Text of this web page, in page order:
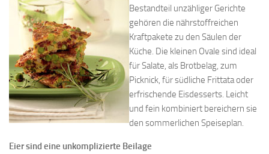
Bestandteil unzähliger Gerichte
gehören die nährstoffreichen
Kraftpakete zu den Säulen der
Küche. Die kleinen Ovale sind ideal
für Salate, als Brotbelag, zum
Picknick, für südliche Frittata oder
erfrischende Eisdesserts. Leicht
und fein kombiniert bereichern sie
den sommerlichen Speiseplan.
Eier sind eine unkomplizierte Beilage